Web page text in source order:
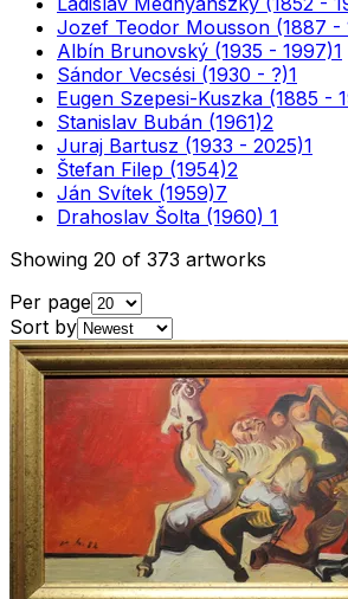
Jozef Teodor Mousson (1887 -
Albín Brunovský (1935 - 1997)1
Sándor Vecsési (1930 - ?)1
Eugen Szepesi-Kuszka (1885 -
Stanislav Bubán (1961)2
Juraj Bartusz (1933 - 2025)1
Štefan Filep (1954)2
Ján Svítek (1959)7
Drahoslav Šolta (1960) 1
Showing 20 of 373 artworks
Per page
Sort by